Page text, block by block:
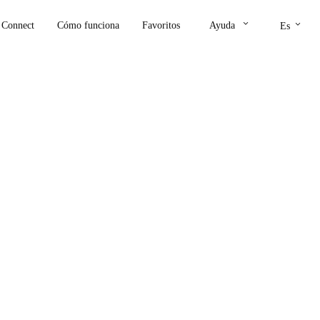
Connect Cómo funciona Favoritos Ayuda keyboard_arrow_down Es keyboard_arrow_down